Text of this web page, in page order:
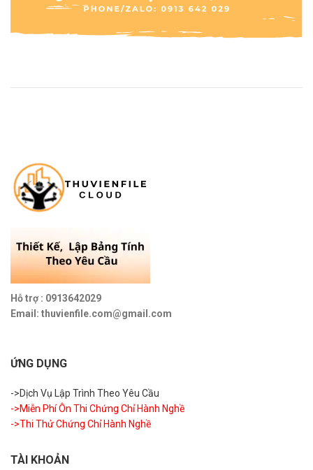
Hỗ trợ : 0913642029
Email: thuvienfile.com@gmail.com
ỨNG DỤNG
->Dịch Vụ Lập Trình Theo Yêu Cầu
->Miễn Phí Ôn Thi Chứng Chỉ Hành Nghề
->Thi Thử Chứng Chỉ Hành Nghề
TÀI KHOẢN